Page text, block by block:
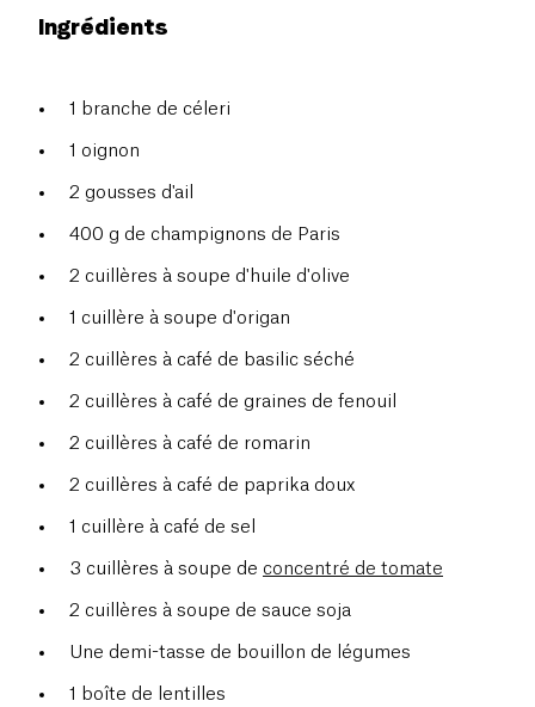
Ingrédients
1 branche de céleri
1 oignon
2 gousses d'ail
400 g de champignons de Paris
2 cuillères à soupe d'huile d'olive
1 cuillère à soupe d'origan
2 cuillères à café de basilic séché
2 cuillères à café de graines de fenouil
2 cuillères à café de romarin
2 cuillères à café de paprika doux
1 cuillère à café de sel
3 cuillères à soupe de concentré de tomate
2 cuillères à soupe de sauce soja
Une demi-tasse de bouillon de légumes
1 boîte de lentilles